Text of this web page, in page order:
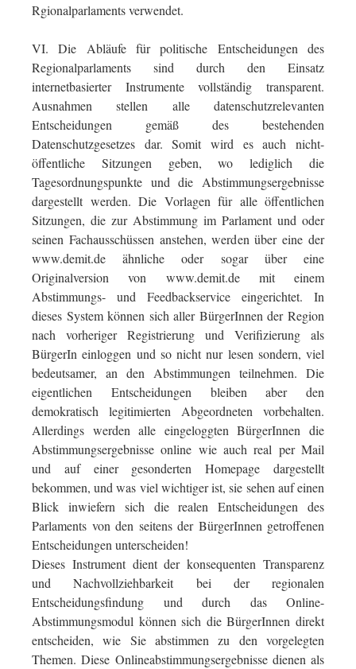
Rgionalparlaments verwendet.
VI. Die Abläufe für politische Entscheidungen des
Regionalparlaments sind durch den Einsatz
internetbasierter Instrumente vollständig transparent.
Ausnahmen stellen alle datenschutzrelevanten
Entscheidungen gemäß des bestehenden
Datenschutzgesetzes dar. Somit wird es auch nicht-
öffentliche Sitzungen geben, wo lediglich die
Tagesordnungspunkte und die Abstimmungsergebnisse
dargestellt werden. Die Vorlagen für alle öffentlichen
Sitzungen, die zur Abstimmung im Parlament und oder
seinen Fachausschüssen anstehen, werden über eine der
www.demit.de ähnliche oder sogar über eine
Originalversion von www.demit.de mit einem
Abstimmungs- und Feedbackservice eingerichtet. In
dieses System können sich aller BürgerInnen der Region
nach vorheriger Registrierung und Verifizierung als
BürgerIn einloggen und so nicht nur lesen sondern, viel
bedeutsamer, an den Abstimmungen teilnehmen. Die
eigentlichen Entscheidungen bleiben aber den
demokratisch legitimierten Abgeordneten vorbehalten.
Allerdings werden alle eingeloggten BürgerInnen die
Abstimmungsergebnisse online wie auch real per Mail
und auf einer gesonderten Homepage dargestellt
bekommen, und was viel wichtiger ist, sie sehen auf einen
Blick inwiefern sich die realen Entscheidungen des
Parlaments von den seitens der BürgerInnen getroffenen
Entscheidungen unterscheiden!
Dieses Instrument dient der konsequenten Transparenz
und Nachvollziehbarkeit bei der regionalen
Entscheidungsfindung und durch das Online-
Abstimmungsmodul können sich die BürgerInnen direkt
entscheiden, wie Sie abstimmen zu den vorgelegten
Themen. Diese Onlineabstimmungsergebnisse dienen als